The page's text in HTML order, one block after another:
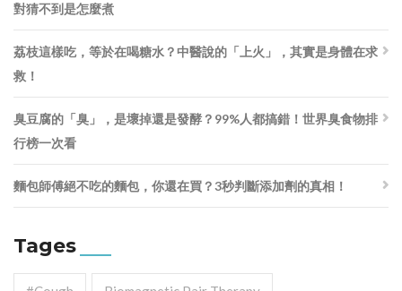
對猜不到是怎麼煮
荔枝這樣吃，等於在喝糖水？中醫說的「上火」，其實是身體在求
救！
臭豆腐的「臭」，是壞掉還是發酵？99%人都搞錯！世界臭食物排
行榜一次看
麵包師傅絕不吃的麵包，你還在買？3秒判斷添加劑的真相！
Tages